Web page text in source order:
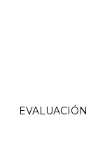
EVALUACIÓN